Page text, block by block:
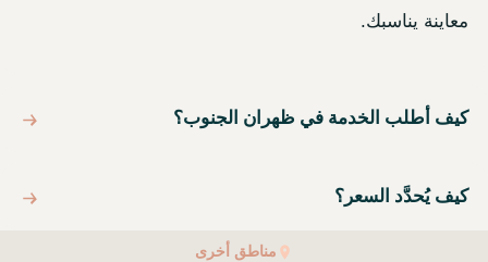
معاينة يناسبك.
كيف أطلب الخدمة في ظهران الجنوب؟
كيف يُحدَّد السعر؟
مناطق أخرى